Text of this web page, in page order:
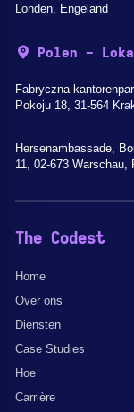
Londen, Engeland
Polen -
Fabryczna
Pokoju 18, 31-564
Hersenambassade,
11, 02-673 Warschau,
The Codest
Home
Over ons
Diensten
Case Studies
Hoe
Carrière